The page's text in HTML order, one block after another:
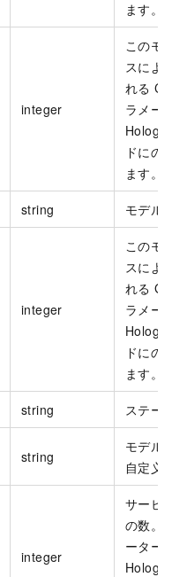
ます。
integer
このモ
スによ
れる
ラメー
ドにの
ます。
string モデル
integer
このモ
スによ
れる
ラメー
ドにの
ます。
string ステー
string
モデル
自定义
integer
サービ
の数。
ーター